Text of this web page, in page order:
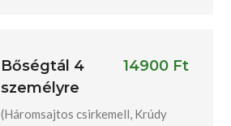
Bőségtál 4
személyre
14900 Ft
(Háromsajtos csirkemell, Krúdy